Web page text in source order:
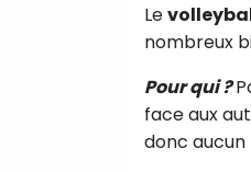
Le
nombreux
Pour qui ?
face aux
donc aucun